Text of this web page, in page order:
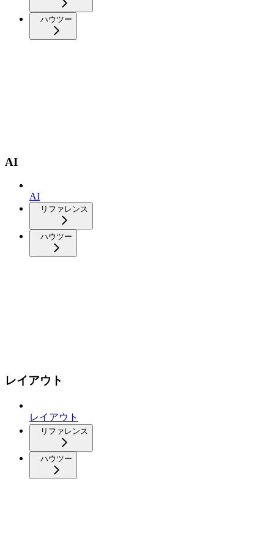
ハウツー
AI
AI
リファレンス
ハウツー
レイアウト
レイアウト
リファレンス
ハウツー